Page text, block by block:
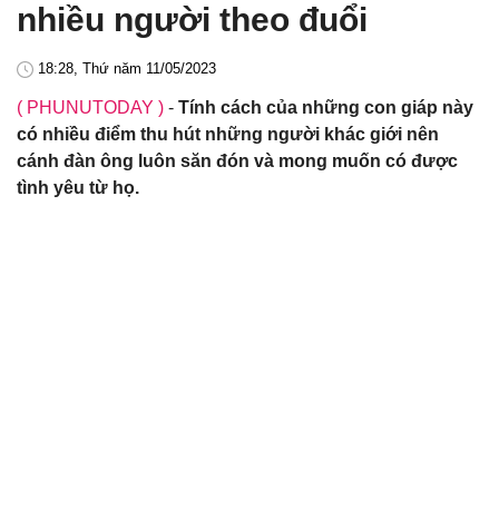
nhiều người theo đuổi
18:28, Thứ năm 11/05/2023
( PHUNUTODAY ) - Tính cách của những con giáp này
có nhiều điểm thu hút những người khác giới nên
cánh đàn ông luôn săn đón và mong muốn có được
tình yêu từ họ.